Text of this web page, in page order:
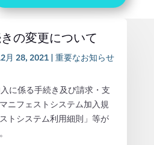
の変更について
月 28, 2021| 重要なお知らせ
に係る手続き及び請求・支
ニフェストシステム加入規
トシステム利用細則」等が